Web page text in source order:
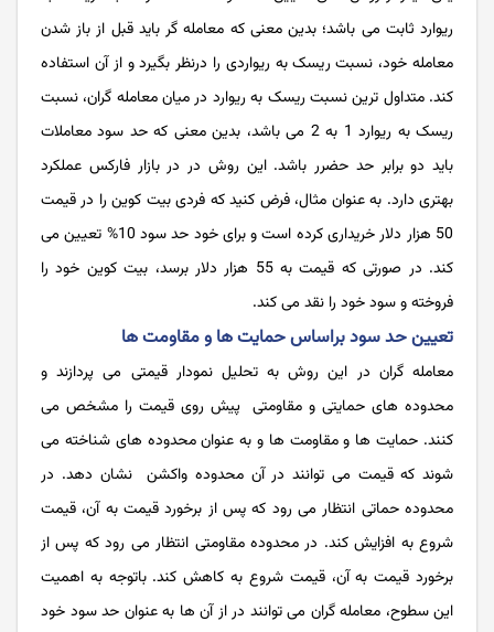
ریوارد ثابت می باشد؛ بدین معنی که معامله گر باید قبل از باز شدن
معامله خود، نسبت ریسک به ریواردی را درنظر بگیرد و از آن استفاده
کند. متداول ترین نسبت ریسک به ریوارد در میان معامله گران، نسبت
ریسک به ریوارد 1 به 2 می باشد، بدین معنی که حد سود معاملات
باید دو برابر حد حضرر باشد. این روش در در بازار فارکس عملکرد
بهتری دارد. به عنوان مثال، فرض کنید که فردی بیت کوین را در قیمت
50 هزار دلار خریداری کرده است و برای خود حد سود 10% تعیین می
کند. در صورتی که قیمت به 55 هزار دلار برسد، بیت کوین خود را
فروخته و سود خود را نقد می کند.
تعیین حد سود براساس حمایت ها و مقاومت ها
معامله ‌گران در این روش به تحلیل نمودار قیمتی می پردازند و
محدوده های حمایتی و مقاومتی پیش روی قیمت را مشخص می
کنند. حمایت ها و مقاومت ها و به عنوان محدوده های شناخته می
شوند که قیمت می توانند در آن محدوده واکشن نشان دهد. در
محدوده حماتی انتظار می رود که پس از برخورد قیمت به آن، قیمت
شروع به افزایش کند. در محدوده مقاومتی انتظار می رود که پس از
برخورد قیمت به آن، قیمت شروع به کاهش کند. باتوجه به اهمیت
این سطوح، معامله گران می توانند در از آن ها به عنوان حد سود خود